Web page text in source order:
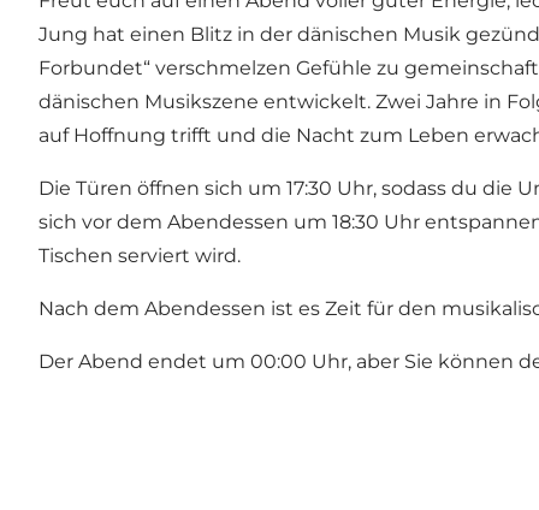
Jung hat einen Blitz in der dänischen Musik
Forbundet“ verschmelzen Gefühle zu
dänischen Musikszene entwickelt. Zwei Jahre in
auf Hoffnung trifft und die Nacht zum Leben
Die Türen öffnen sich um 17:30 Uhr, sodass du
sich vor dem Abendessen um 18:30 Uhr
Tischen serviert wird.
Nach dem Abendessen ist es Zeit für den
Der Abend endet um 00:00 Uhr, aber Sie können